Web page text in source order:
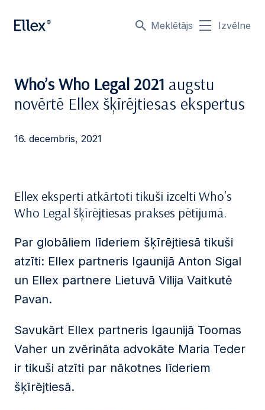
Meklētājs Izvēlne
Who’s Who Legal 2021 augstu
novērtē Ellex šķīrējtiesas ekspertus
16. decembris, 2021
Ellex eksperti atkārtoti tikuši izcelti Who’s
Who Legal šķīrējtiesas prakses pētījumā.
Par globāliem līderiem šķīrējtiesā tikuši
atzīti: Ellex partneris Igaunijā Anton Sigal
un Ellex partnere Lietuvā Vilija Vaitkutė
Pavan.
Savukārt Ellex partneris Igaunijā Toomas
Vaher un zvērināta advokāte Maria Teder
ir tikuši atzīti par nākotnes līderiem
šķīrējtiesā.